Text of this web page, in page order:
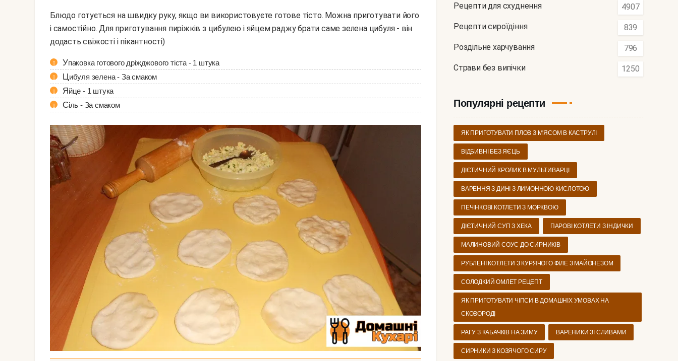
Блюдо готується на швидку руку, якщо ви використовуєте готове тісто. Можна приготувати його
і самостійно. Для приготування пиріжків з цибулею і яйцем раджу брати саме зелена цибуля - він
додасть свіжості і пікантності)
Упаковка готового дріжджового тіста - 1 штука
Цибуля зелена - За смаком
Яйце - 1 штука
Сіль - За смаком
Рецепти для схуднення 4907
Рецепти сироїдіння 839
Роздільне харчування 796
Страви без випічки 1250
Популярні рецепти
ЯК ПРИГОТУВАТИ ПЛОВ З М'ЯСОМ В КАСТРУЛІ
ВІДБИВНІ БЕЗ ЯЄЦЬ
ДІЄТИЧНИЙ КРОЛИК В МУЛЬТИВАРЦІ
ВАРЕННЯ З ДИНІ З ЛИМОННОЮ КИСЛОТОЮ
ПЕЧІНКОВІ КОТЛЕТИ З МОРКВОЮ
ДІЄТИЧНИЙ СУП З ХЕКА ПАРОВІ КОТЛЕТИ З ІНДИЧКИ
МАЛИНОВИЙ СОУС ДО СИРНИКІВ
РУБЛЕНІ КОТЛЕТИ З КУРЯЧОГО ФІЛЕ З МАЙОНЕЗОМ
СОЛОДКИЙ ОМЛЕТ РЕЦЕПТ
ЯК ПРИГОТУВАТИ ЧІПСИ В ДОМАШНІХ УМОВАХ НА
СКОВОРОДІ
РАГУ З КАБАЧКІВ НА ЗИМУ ВАРЕНИКИ ЗІ СЛИВАМИ
СИРНИКИ З КОЗЯЧОГО СИРУ